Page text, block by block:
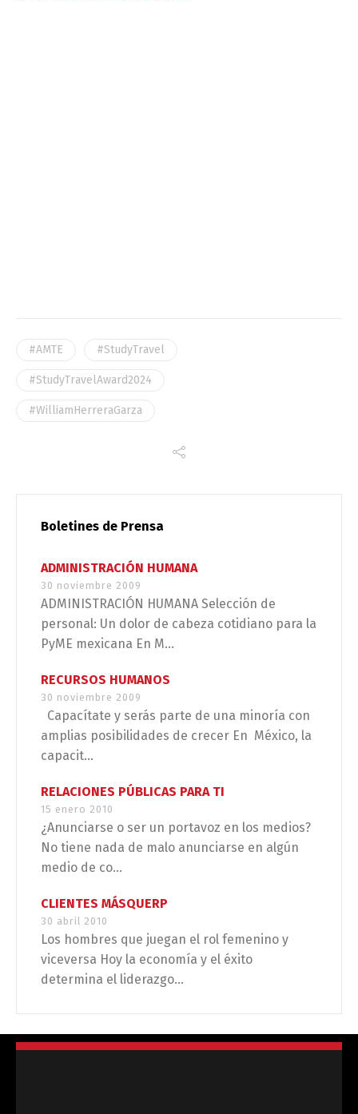
#AMTE #StudyTravel
#StudyTravelAward2024
#WilliamHerreraGarza
Boletines de Prensa
ADMINISTRACIÓN HUMANA
30 noviembre 2009
ADMINISTRACIÓN HUMANA Selección de
personal: Un dolor de cabeza cotidiano para la
PyME mexicana En M...
RECURSOS HUMANOS
30 noviembre 2009
Capacítate y serás parte de una minoría con
amplias posibilidades de crecer En México, la
capacit...
RELACIONES PÚBLICAS PARA TI
15 enero 2010
¿Anunciarse o ser un portavoz en los medios?
No tiene nada de malo anunciarse en algún
medio de co...
CLIENTES MÁSQUERP
30 abril 2010
Los hombres que juegan el rol femenino y
viceversa Hoy la economía y el éxito
determina el liderazgo...